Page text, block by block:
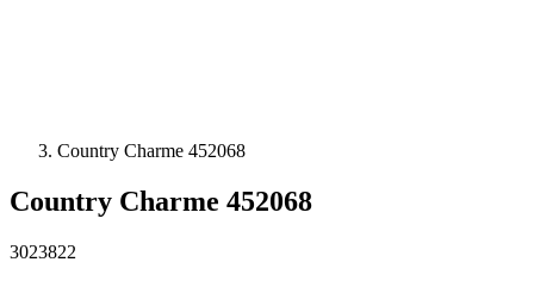
Country Charme 452068
Country Charme 452068
3023822